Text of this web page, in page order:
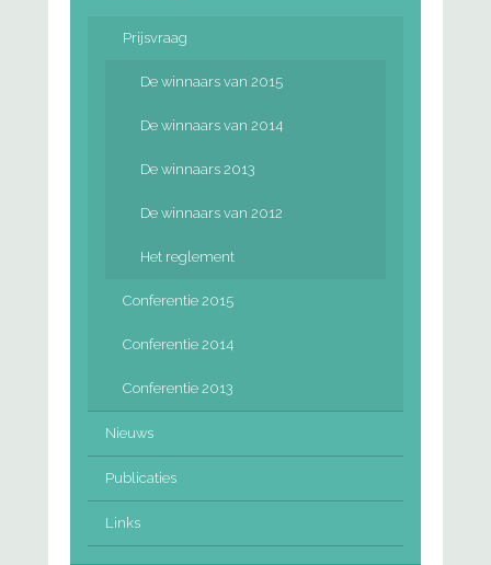
Prijsvraag
De winnaars van 2015
De winnaars van 2014
De winnaars 2013
De winnaars van 2012
Het reglement
Conferentie 2015
Conferentie 2014
Conferentie 2013
Nieuws
Publicaties
Links